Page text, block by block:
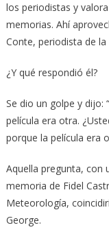
los periodistas y
memorias. Ahí
Conte, periodista de
¿Y qué respondió él?
Se dio un golpe y dijo:
película era otra.
porque la película era
Aquella pregunta, con
memoria de Fidel
Meteorología,
George.